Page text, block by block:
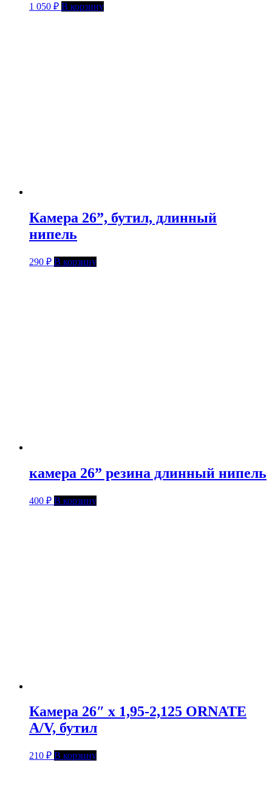
1 050 ₽ В корзину
Камера 26”, бутил, длинный
нипель
290 ₽ В корзину
камера 26” резина длинный нипель
400 ₽ В корзину
Камера 26″ х 1,95-2,125 ORNATE
A/V, бутил
210 ₽ В корзину